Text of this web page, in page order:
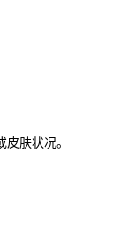
肤状况。